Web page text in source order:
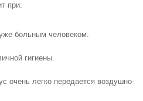
при:
больным человеком.
гигиены.
очень легко передается воздушно-